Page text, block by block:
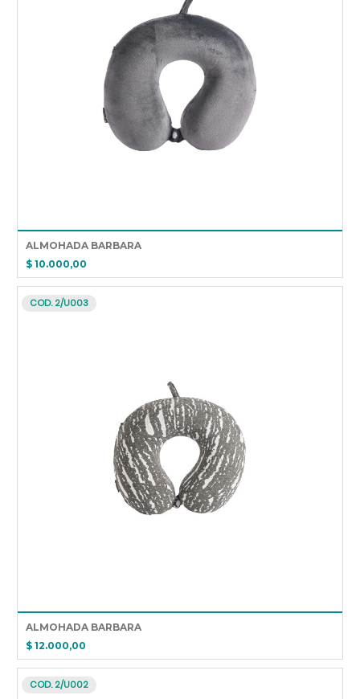
ALMOHADA BARBARA
$ 10.000,00
COD. 2/U003
ALMOHADA BARBARA
$ 12.000,00
COD. 2/U002